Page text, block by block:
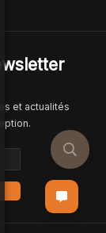
et actualités